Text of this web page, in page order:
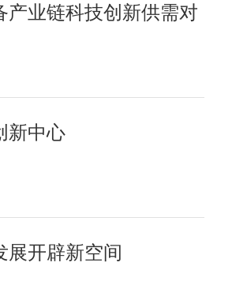
产业链科技创新供需对
新中心
展开辟新空间